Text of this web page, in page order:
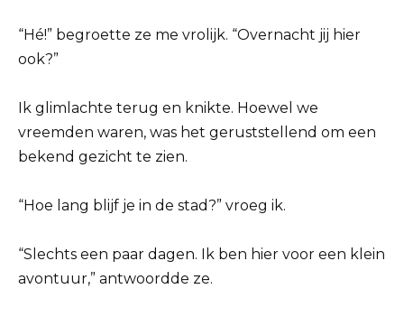
“Hé!” begroette ze me vrolijk. “Overnacht jij hier
ook?”
Ik glimlachte terug en knikte. Hoewel we
vreemden waren, was het geruststellend om een
bekend gezicht te zien.
“Hoe lang blijf je in de stad?” vroeg ik.
“Slechts een paar dagen. Ik ben hier voor een klein
avontuur,” antwoordde ze.